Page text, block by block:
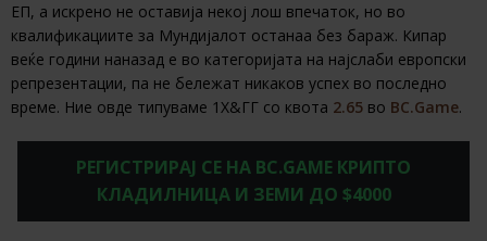
ЕП, а искрено не оставија некој лош впечаток, но во
квалификациите за Мундијалот останаа без бараж. Кипар
веќе години наназад е во категоријата на најслаби европски
репрезентации, па не бележат никаков успех во последно
време. Ние овде типуваме 1Х&ГГ со квота 2.65 во BC.Game.
РЕГИСТРИРАЈ СЕ НА BC.GAME КРИПТО
КЛАДИЛНИЦА И ЗЕМИ ДО $4000